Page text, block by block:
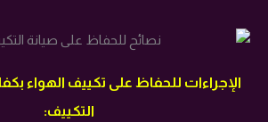
الإجراءات للحفاظ على تكييف الهواء
التكييف: